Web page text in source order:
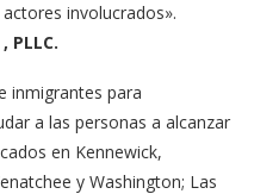
involucrados».
, PLLC.
inmigrantes para
a las personas a alcanzar
en Kennewick,
y Washington; Las